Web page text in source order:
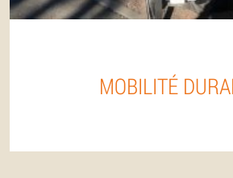
MOBILITÉ